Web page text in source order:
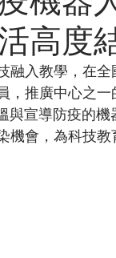
高度
融入教學，在
，推廣中心之
與宣導防疫的
機會，為科技